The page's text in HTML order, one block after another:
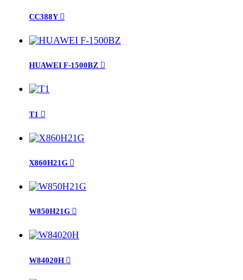
CC388Y 
HUAWEI F-1500BZ 
T1 
X860H21G 
W850H21G 
W84020H 